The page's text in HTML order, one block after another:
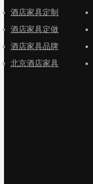
酒店家具定制
酒店家具定做
酒店家具品牌
北京酒店家具